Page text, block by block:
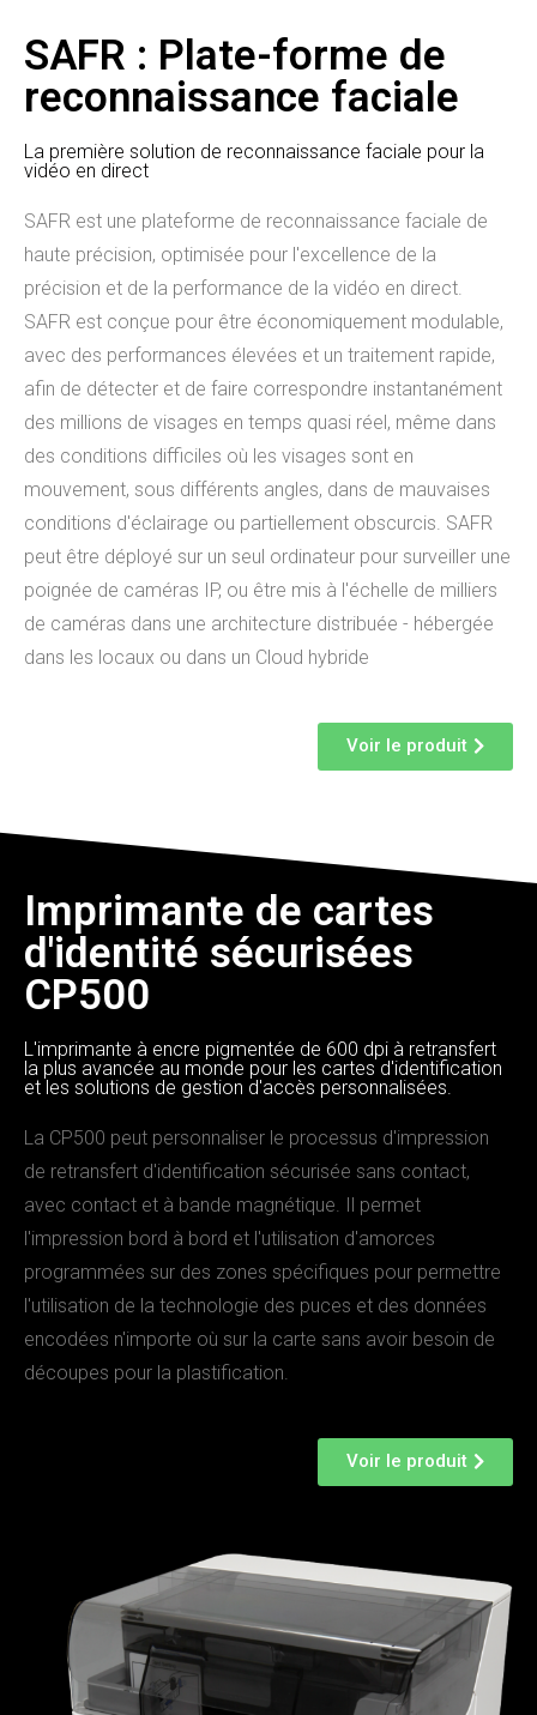
SAFR : Plate-forme de
reconnaissance faciale
La première solution de reconnaissance faciale pour la
vidéo en direct
SAFR est une plateforme de reconnaissance faciale de
haute précision, optimisée pour l'excellence de la
précision et de la performance de la vidéo en direct.
SAFR est conçue pour être économiquement modulable,
avec des performances élevées et un traitement rapide,
afin de détecter et de faire correspondre instantanément
des millions de visages en temps quasi réel, même dans
des conditions difficiles où les visages sont en
mouvement, sous différents angles, dans de mauvaises
conditions d'éclairage ou partiellement obscurcis. SAFR
peut être déployé sur un seul ordinateur pour surveiller une
poignée de caméras IP, ou être mis à l'échelle de milliers
de caméras dans une architecture distribuée - hébergée
dans les locaux ou dans un Cloud hybride
Voir le produit
Imprimante de cartes
d'identité sécurisées
CP500
L'imprimante à encre pigmentée de 600 dpi à retransfert
la plus avancée au monde pour les cartes d'identification
et les solutions de gestion d'accès personnalisées.
La CP500 peut personnaliser le processus d'impression
de retransfert d'identification sécurisée sans contact,
avec contact et à bande magnétique. Il permet
l'impression bord à bord et l'utilisation d'amorces
programmées sur des zones spécifiques pour permettre
l'utilisation de la technologie des puces et des données
encodées n'importe où sur la carte sans avoir besoin de
découpes pour la plastification.
Voir le produit